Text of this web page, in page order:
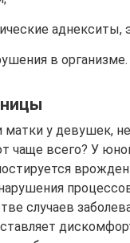
в организме.
матки у девушек,
чаще всего? У
случаев